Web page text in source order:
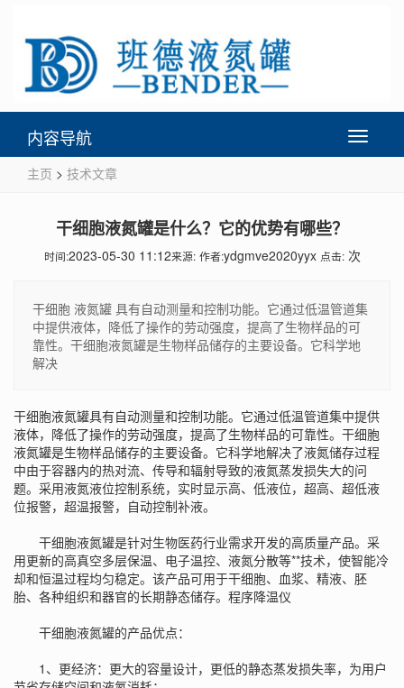
Toggle
内容导航
主页 > 技术文章
干细胞液氮罐是什么？它的优势有哪些？
时间:2023-05-30 11:12来源: 作者:ydgmve2020yyx 点击: 次
干细胞 液氮罐 具有自动测量和控制功能。它通过低温管道集
中提供液体，降低了操作的劳动强度，提高了生物样品的可
靠性。干细胞液氮罐是生物样品储存的主要设备。它科学地
解决
干细胞液氮罐具有自动测量和控制功能。它通过低温管道集中提供
液体，降低了操作的劳动强度，提高了生物样品的可靠性。干细胞
液氮罐是生物样品储存的主要设备。它科学地解决了液氮储存过程
中由于容器内的热对流、传导和辐射导致的液氮蒸发损失大的问
题。采用液氮液位控制系统，实时显示高、低液位，超高、超低液
位报警，超温报警，自动控制补液。
干细胞液氮罐是针对生物医药行业需求开发的高质量产品。采
用更新的高真空多层保温、电子温控、液氮分散等**技术，使智能冷
却和恒温过程均匀稳定。该产品可用于干细胞、血浆、精液、胚
胎、各种组织和器官的长期静态储存。 程序降温仪
干细胞液氮罐的产品优点：
1、更经济：更大的容量设计，更低的静态蒸发损失率，为用户